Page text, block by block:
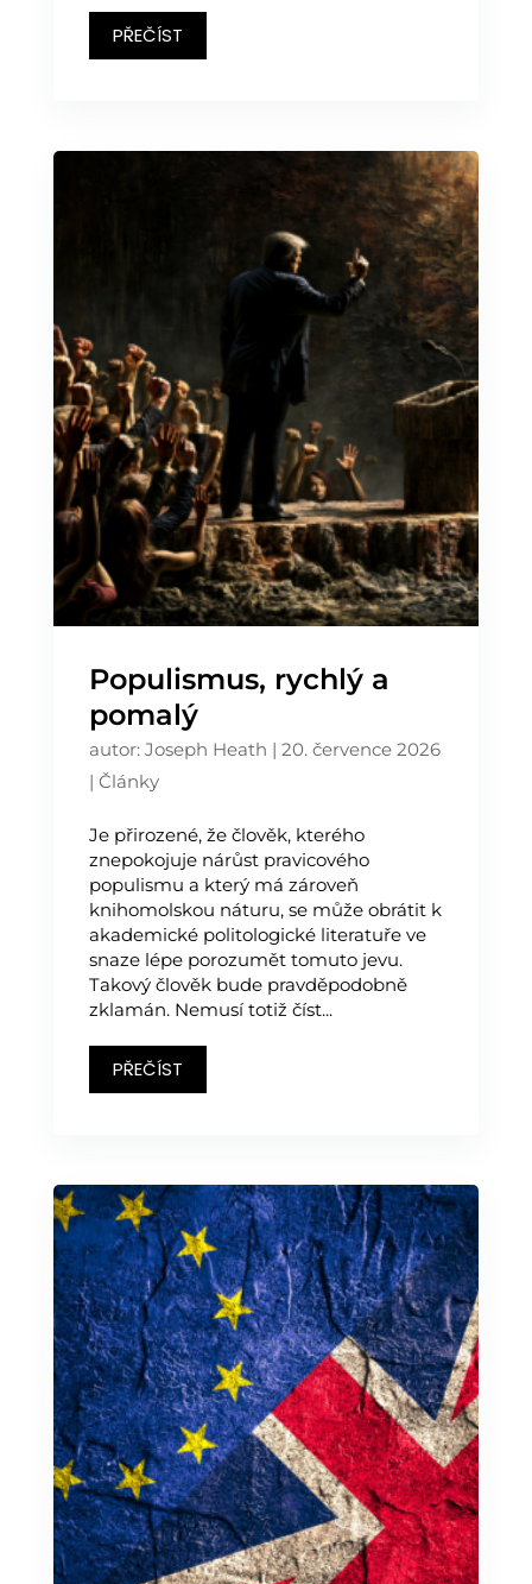
PŘEČÍST
Populismus, rychlý a
pomalý
autor: Joseph Heath | 20. července 2026
| Články
Je přirozené, že člověk, kterého
znepokojuje nárůst pravicového
populismu a který má zároveň
knihomolskou náturu, se může obrátit k
akademické politologické literatuře ve
snaze lépe porozumět tomuto jevu.
Takový člověk bude pravděpodobně
zklamán. Nemusí totiž číst...
PŘEČÍST